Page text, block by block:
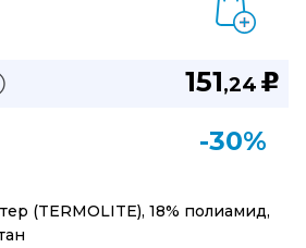
151,24 u
-30%
(TERMOLITE), 18% полиамид,